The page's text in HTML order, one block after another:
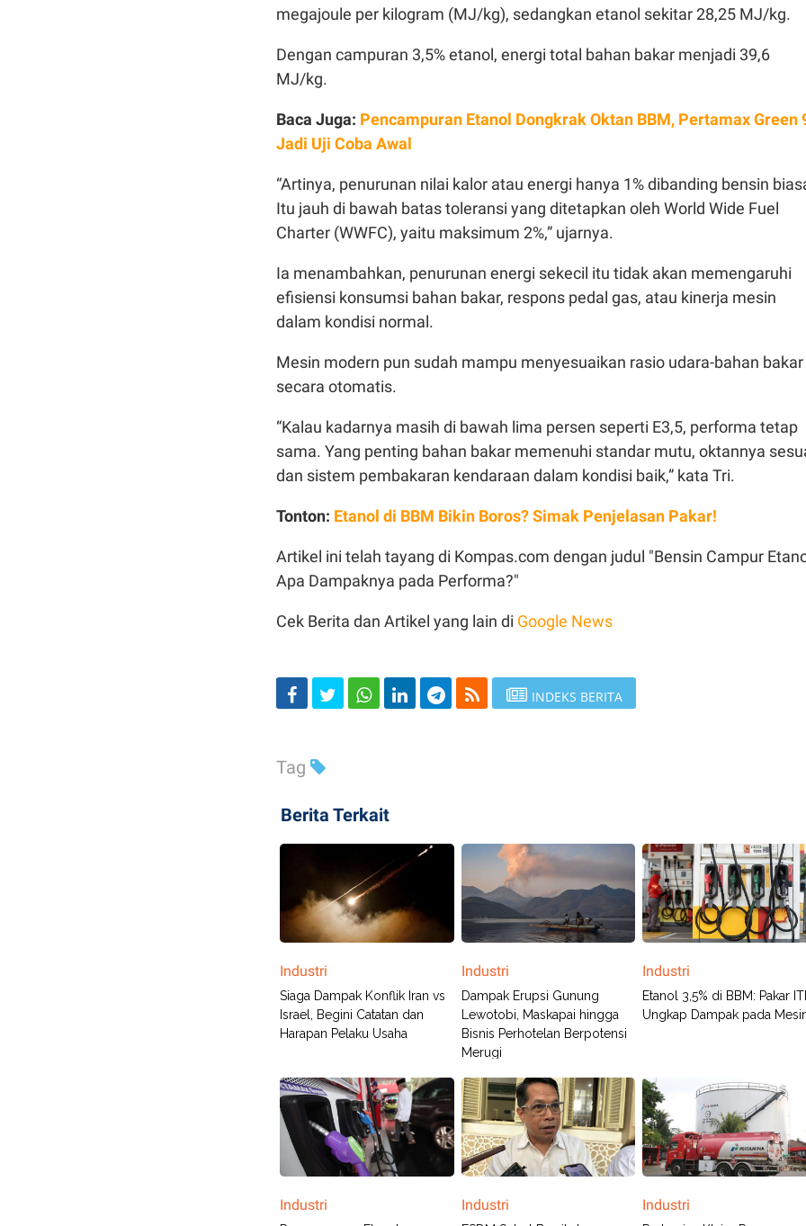
megajoule per kilogram (MJ/kg), sedangkan etanol sekitar 28,25 MJ/kg.
Dengan campuran 3,5% etanol, energi total bahan bakar menjadi 39,6
MJ/kg.
Baca Juga: Pencampuran Etanol Dongkrak Oktan BBM, Pertamax Green
Jadi Uji Coba Awal
“Artinya, penurunan nilai kalor atau energi hanya 1% dibanding bensin
Itu jauh di bawah batas toleransi yang ditetapkan oleh World Wide Fuel
Charter (WWFC), yaitu maksimum 2%,” ujarnya.
Ia menambahkan, penurunan energi sekecil itu tidak akan memengaruhi
efisiensi konsumsi bahan bakar, respons pedal gas, atau kinerja mesin
dalam kondisi normal.
Mesin modern pun sudah mampu menyesuaikan rasio udara-bahan bakar
secara otomatis.
“Kalau kadarnya masih di bawah lima persen seperti E3,5, performa tetap
sama. Yang penting bahan bakar memenuhi standar mutu, oktannya
dan sistem pembakaran kendaraan dalam kondisi baik,” kata Tri.
Tonton: Etanol di BBM Bikin Boros? Simak Penjelasan Pakar!
Artikel ini telah tayang di Kompas.com dengan judul "Bensin Campur
Apa Dampaknya pada Performa?"
Cek Berita dan Artikel yang lain di Google News
INDEKS BERITA
Tag
Berita Terkait
Industri
Siaga Dampak Konflik Iran vs
Israel, Begini Catatan dan
Harapan Pelaku Usaha
Industri
Dampak Erupsi Gunung
Lewotobi, Maskapai hingga
Bisnis Perhotelan Berpotensi
Merugi
Industri
Etanol 3,5% di BBM: Pakar
Ungkap Dampak pada
Industri Industri Industri